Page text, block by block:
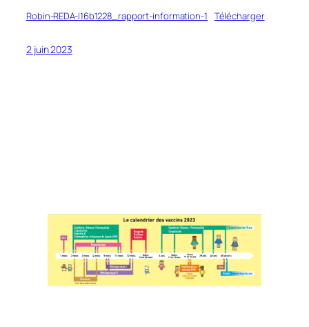
Robin-REDA-l16b1228_rapport-information-1 Télécharger
2 juin 2023